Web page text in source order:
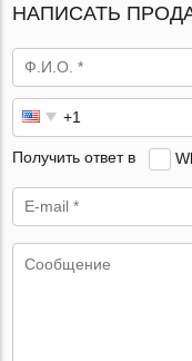
НАПИСАТЬ
Получить ответ в